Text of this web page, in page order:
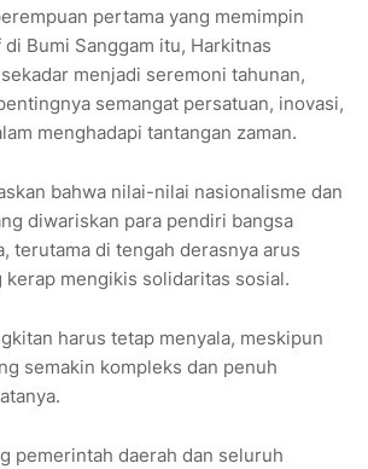
pertama yang memimpin
Bumi Sanggam itu, Harkitnas
menjadi seremoni tahunan,
semangat persatuan, inovasi,
menghadapi tantangan zaman.
bahwa nilai-nilai nasionalisme dan
diwariskan para pendiri bangsa
terutama di tengah derasnya arus
kerap mengikis solidaritas sosial.
harus tetap menyala, meskipun
semakin kompleks dan penuh
pemerintah daerah dan seluruh